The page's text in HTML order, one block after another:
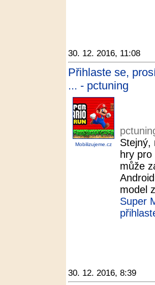
30. 12. 2016, 11:08
Přihlaste se,
... - pctuning
Mobilizujeme.cz
Stejný,
hry
může
model
Super
30. 12. 2016, 8:39